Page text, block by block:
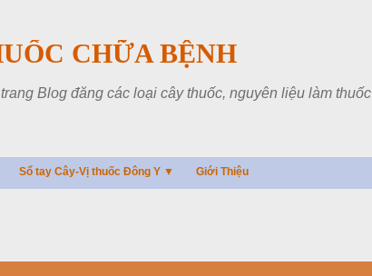
CHỮA BỆNH
Blog đăng các loại cây thuốc, nguyên liệu làm thuốc
Sổ tay Cây-Vị thuốc Đông Y ▼ Giới Thiệu